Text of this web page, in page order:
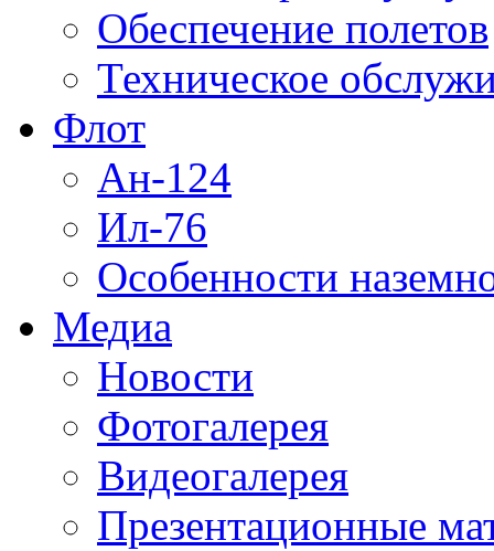
Обеспечение полетов
Техническое
Флот
Ан-124
Ил-76
Особенности
Медиа
Новости
Фотогалерея
Видеогалерея
Презентационные